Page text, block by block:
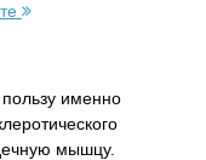
именно
мышцу.